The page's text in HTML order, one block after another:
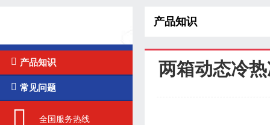
 产品知识
 常见问题
全国服务热线
产品知识
两箱动态冷